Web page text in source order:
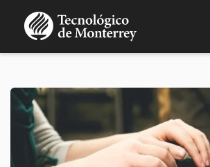
contenido